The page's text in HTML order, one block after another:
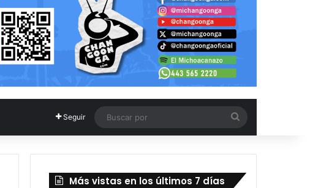
Seguir
por
Más vistas en los últimos 7 días